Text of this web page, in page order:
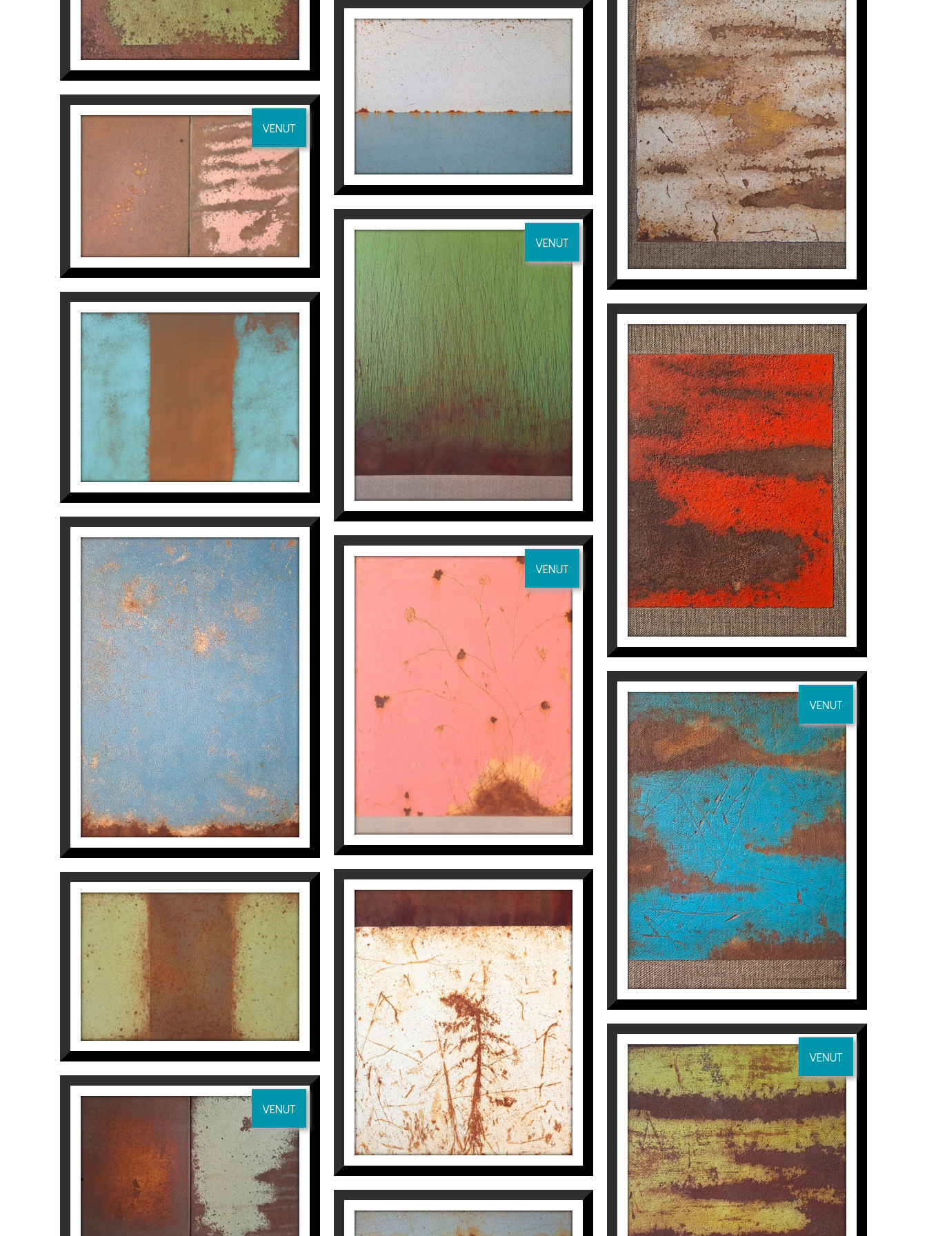
VENUT
DÍPTICO 1
Manuel Velasco
990€
CAMPO DE COLOR
Manuel Velasco
DÍPTICO 1 PARNASO
Manuel Velasco
3.500€
CAMPO DE COLOR
Manuel Velasco
975 €
VENUT
DÍPTICO 2
Manuel Velasco
990€
ISLANDS
Manuel Velasco
3.500€
VENUT
ESPESURA II
Manuel Velasco
2.541€
VENUT
ÚLTIMAS ROSAS DEL VERANO
Manuel Velasco
3.025
SEÑALES DEL FUTURO
Manuel Velasco
1.936€
VENTANA-PAISAJE 1
Manuel Velasco
665€
VENTANA-PAISAJE 2
Manuel Velasco
665€
VENUT
VENTANA-PAISAJE 4
Manuel Velasco
605€
VENUT
VENTANA-PAISAJE 5
Manuel Velasco
605€